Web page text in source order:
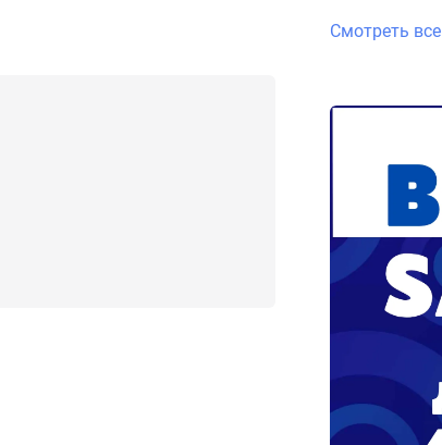
Смотреть все